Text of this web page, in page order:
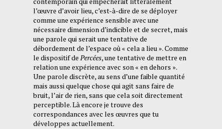
l’œuvre d’avoir lieu, c’est-à-dire de se déployer
comme une expérience sensible avec une
nécessaire dimension d’indicible et de secret, mais
une parole qui serait une tentative de
débordement de l’espace où « cela a lieu ». Comme
le dispositif dePercées, une tentative de mettre en
relation une expérience avec son « en dehors ».
Une parole discrète, au sens d’une faible quantité
mais aussi quelque chose qui agit sans faire de
bruit, l’air de rien, sans que cela soit directement
perceptible. Là encore je trouve des
correspondances avec les œuvres que tu
développes actuellement.